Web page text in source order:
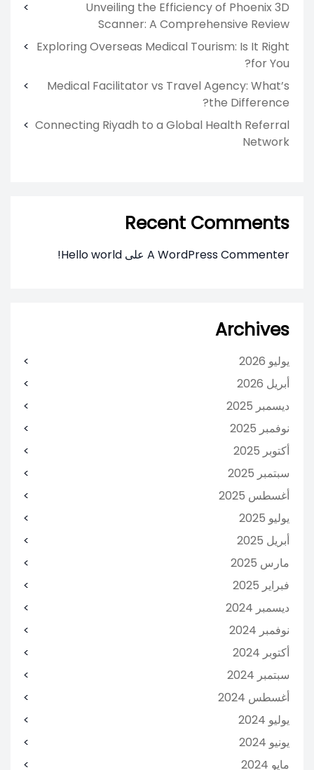
Unveiling the Efficiency of Phoenix 3D
Scanner: A Comprehensive Review
Exploring Overseas Medical Tourism: Is It Right
for You?
Medical Facilitator vs Travel Agency: What’s
the Difference?
Connecting Riyadh to a Global Health Referral
Network
Recent Comments
A WordPress Commenter على Hello world!
Archives
يوليو 2026
أبريل 2026
ديسمبر 2025
نوفمبر 2025
أكتوبر 2025
سبتمبر 2025
أغسطس 2025
يوليو 2025
أبريل 2025
مارس 2025
فبراير 2025
ديسمبر 2024
نوفمبر 2024
أكتوبر 2024
سبتمبر 2024
أغسطس 2024
يوليو 2024
يونيو 2024
مايو 2024